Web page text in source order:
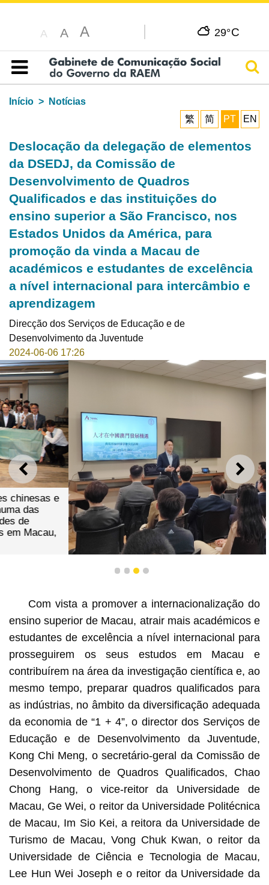
A A A 29°C
Índice
Início
Notícias
繁
简 PT EN
Deslocação da delegação de elementos
da DSEDJ, da Comissão de
Desenvolvimento de Quadros
Qualificados e das instituições do
ensino superior a São Francisco, nos
Estados Unidos da América, para
promoção da vinda a Macau de
académicos e estudantes de excelência
a nível internacional para intercâmbio e
aprendizagem
Direcção dos Serviços de Educação e de
Desenvolvimento da Juventude
2024-06-06 17:26
ANTERIOR
Encontro da delegação com a Associação Geral de
1 2 3 4
Com vista a promover a internacionalização do
ensino superior de Macau, atrair mais académicos e
estudantes de excelência a nível internacional para
prosseguirem os seus estudos em Macau e
contribuírem na área da investigação científica e, ao
mesmo tempo, preparar quadros qualificados para
as indústrias, no âmbito da diversificação adequada
da economia de “1 + 4”, o director dos Serviços de
Educação e de Desenvolvimento da Juventude,
Kong Chi Meng, o secretário-geral da Comissão de
Desenvolvimento de Quadros Qualificados, Chao
Chong Hang, o vice-reitor da Universidade de
Macau, Ge Wei, o reitor da Universidade Politécnica
de Macau, Im Sio Kei, a reitora da Universidade de
Turismo de Macau, Vong Chuk Kwan, o reitor da
Universidade de Ciência e Tecnologia de Macau,
Lee Hun Wei Joseph e o reitor da Universidade da